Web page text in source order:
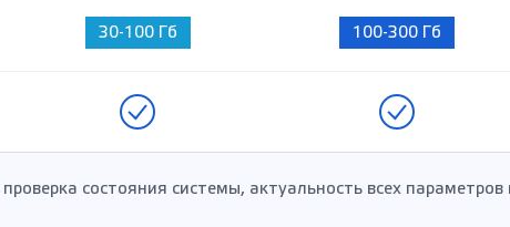
30-100 Гб 100-300 Гб
состояния системы, актуальность всех параметров